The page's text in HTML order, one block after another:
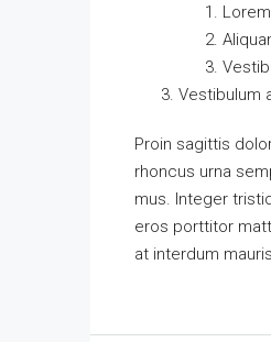
Vestibulum
Proin sagittis
rhoncus urna
mus. Integer
eros porttitor
at interdum